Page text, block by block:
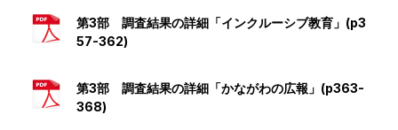
第3部 調査結果の詳細「インクルーシブ教育」(p3
57-362)
第3部 調査結果の詳細「かながわの広報」(p363-
368)